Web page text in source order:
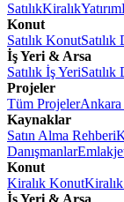
SatılıkKiralıkYatırım
Konut
Satılık KonutSatılık
İş Yeri & Arsa
Satılık İş YeriSatılık
Projeler
Tüm Projeler
Kaynaklar
Satın Alma Rehberi
Danışmanlar
Konut
Kiralık Konut
İş Yeri & Arsa